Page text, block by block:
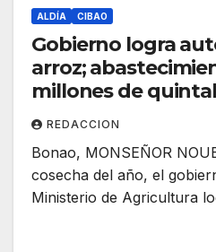
ALDÍA CIBAO
Gobierno logra
arroz;
millones de
REDACCION
Bonao, MONSEÑOR
cosecha del año, el
Ministerio de Agricultura